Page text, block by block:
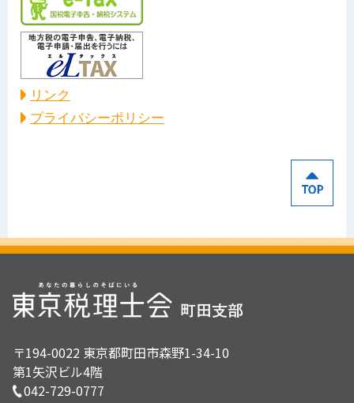
リンク
プライバシーポリシー
〒194-0022 東京都町田市森野1-34-10
第1矢沢ビル4階
042-729-0777